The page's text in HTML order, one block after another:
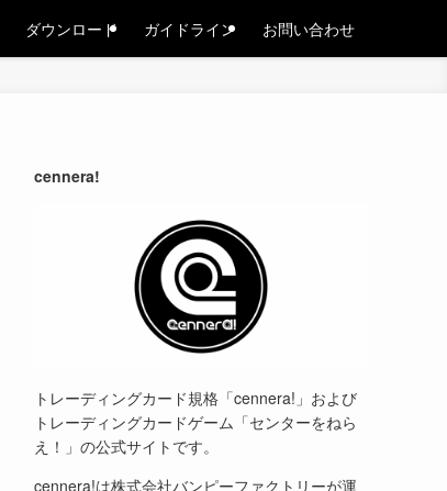
ダウンロード ガイドライン お問い合わせ
cennera!
トレーディングカード規格「cennera!」および
トレーディングカードゲーム「センターをねら
え！」の公式サイトです。
cennera!は株式会社バンピーファクトリーが運